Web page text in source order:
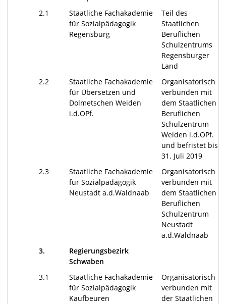
2.1
Staatliche Fachakademie
für Sozialpädagogik
Regensburg
Teil des
Staatlichen
Beruflichen
Schulzentrums
Regensburger
Land
2.2
Staatliche Fachakademie
für Übersetzen und
Dolmetschen Weiden
i.d.OPf.
Organisatorisch
verbunden mit
dem Staatlichen
Beruflichen
Schulzentrum
Weiden i.d.OPf.
und befristet bis
31. Juli 2019
2.3
Staatliche Fachakademie
für Sozialpädagogik
Neustadt a.d.Waldnaab
Organisatorisch
verbunden mit
dem Staatlichen
Beruflichen
Schulzentrum
Neustadt
a.d.Waldnaab
3.
Regierungsbezirk
Schwaben
3.1
Staatliche Fachakademie
für Sozialpädagogik
Kaufbeuren
Organisatorisch
verbunden mit
der Staatlichen